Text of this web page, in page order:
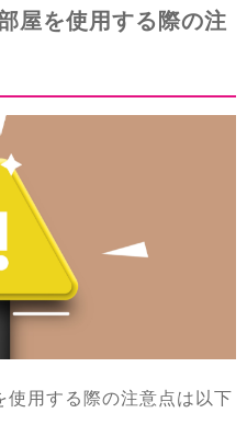
屋を使用する際の注
使用する際の注意点は以下